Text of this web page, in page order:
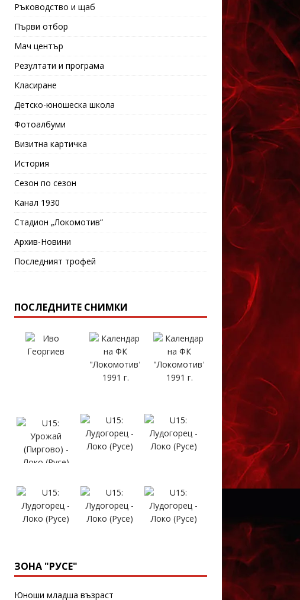
Ръководство и щаб
Първи отбор
Мач център
Резултати и програма
Класиране
Детско-юношеска школа
Фотоалбуми
Визитна картичка
История
Сезон по сезон
Канал 1930
Стадион „Локомотив“
Архив-Новини
Последният трофей
ПОСЛЕДНИТЕ СНИМКИ
ЗОНА "РУСЕ"
Юноши младша възраст